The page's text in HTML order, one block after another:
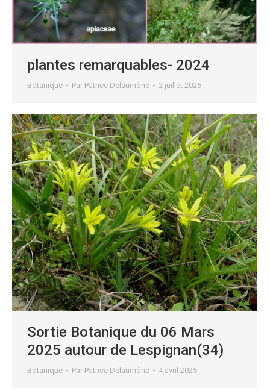
plantes remarquables- 2024
Botanique Par Patrice Delaumône 2 juillet 2025
Sortie Botanique du 06 Mars
2025 autour de Lespignan(34)
Botanique Par Patrice Delaumône 4 avril 2025